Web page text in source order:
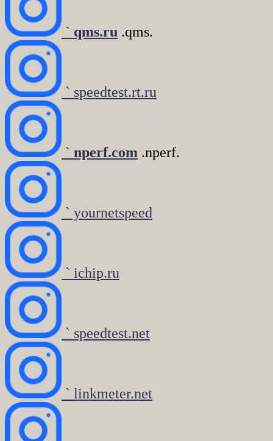
` qms.ru .qms.
` speedtest.rt.ru
` nperf.com .nperf.
` yournetspeed
` ichip.ru
` speedtest.net
` linkmeter.net